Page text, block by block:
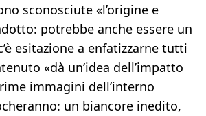
sconosciute «l’origine e
potrebbe anche essere un
esitazione a enfatizzarne tutti
«dà un’idea dell’impatto
immagini dell’interno
un biancore inedito,